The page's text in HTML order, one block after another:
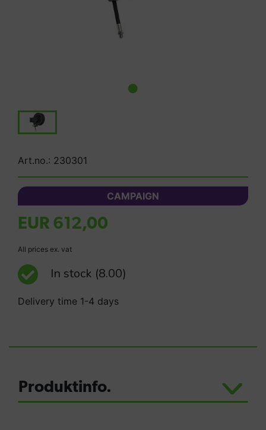
Art.no.: 230301
CAMPAIGN
EUR 612,00
All prices ex. vat
In stock (8.00)
Delivery time 1-4 days
Produktinfo.